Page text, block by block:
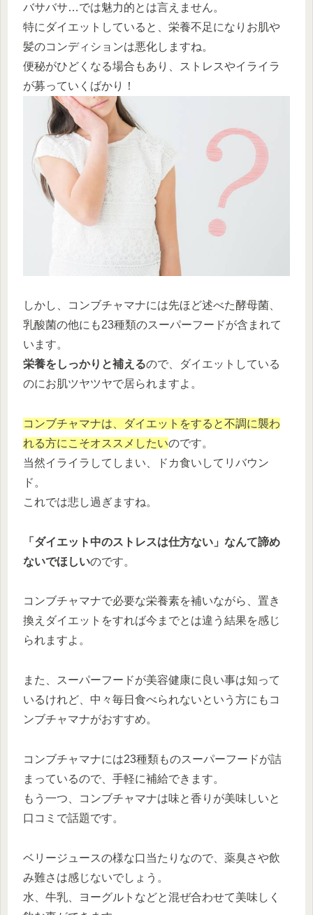
バサバサ…では魅力的とは言えません。
特にダイエットしていると、栄養不足になりお肌や
髪のコンディションは悪化しますね。
便秘がひどくなる場合もあり、ストレスやイライラ
が募っていくばかり！
しかし、コンブチャマナには先ほど述べた酵母菌、
乳酸菌の他にも23種類のスーパーフードが含まれて
います。
栄養をしっかりと補えるので、ダイエットしている
のにお肌ツヤツヤで居られますよ。
コンブチャマナは、ダイエットをすると不調に襲わ
れる方にこそオススメしたいのです。
当然イライラしてしまい、ドカ食いしてリバウン
ド。
これでは悲し過ぎますね。
「ダイエット中のストレスは仕方ない」なんて諦め
ないでほしいのです。
コンブチャマナで必要な栄養素を補いながら、置き
換えダイエットをすれば今までとは違う結果を感じ
られますよ。
また、スーパーフードが美容健康に良い事は知って
いるけれど、中々毎日食べられないという方にもコ
ンブチャマナがおすすめ。
コンブチャマナには23種類ものスーパーフードが詰
まっているので、手軽に補給できます。
もう一つ、コンブチャマナは味と香りが美味しいと
口コミで話題です。
ベリージュースの様な口当たりなので、薬臭さや飲
み難さは感じないでしょう。
水、牛乳、ヨーグルトなどと混ぜ合わせて美味しく